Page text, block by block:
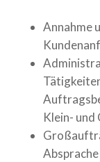
Annahme
Klein-